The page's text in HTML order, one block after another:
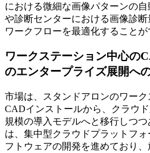
における微細な画像パターンの
や診断センターにおける画像診
ワークフローを最適化することが
ワークステーション中心の
のエンタープライズ展開へ
市場は、スタンドアロンのワー
CADインストールから、クラウ
規模の導入モデルへと移行しつ
は、集中型クラウドプラットフ
フトウェアの開発を進めており